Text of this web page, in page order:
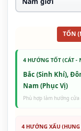
TỐN
4 HƯỚNG TỐT (CÁT -
Bắc (Sinh Khí),
Nam (Phục Vị)
Phù hợp làm hướng
4 HƯỚNG XẤU